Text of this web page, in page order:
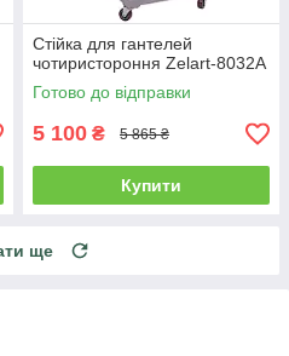
Стійка для гантелей
чотиристороння Zelart-8032A
Готово до відправки
5 100 ₴ 5 865 ₴
Купити
ще